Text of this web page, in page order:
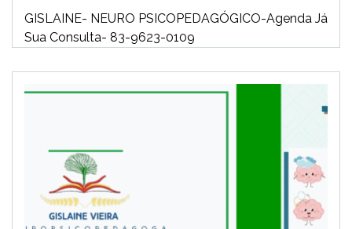
GISLAINE- NEURO PSICOPEDAGÓGICO-Agenda Já
Sua Consulta- 83-9623-0109